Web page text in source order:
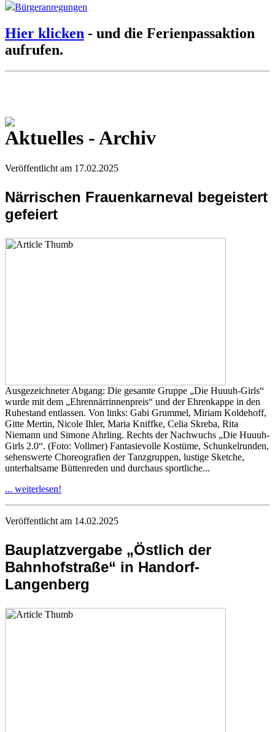
Bürgeranregungen
Hier klicken - und die Ferienpassaktion
aufrufen.
Aktuelles - Archiv
Veröffentlicht am 17.02.2025
Närrischen Frauenkarneval begeistert
gefeiert
Ausgezeichneter Abgang: Die gesamte Gruppe „Die Huuuh-Girls“
wurde mit dem „Ehrennärrinnenpreis“ und der Ehrenkappe in den
Ruhestand entlassen. Von links: Gabi Grummel, Miriam Koldehoff,
Gitte Mertin, Nicole Ihler, Maria Kniffke, Celia Skreba, Rita
Niemann und Simone Ahrling. Rechts der Nachwuchs „Die Huuuh-
Girls 2.0“. (Foto: Vollmer) Fantasievolle Kostüme, Schunkelrunden,
sehenswerte Choreografien der Tanzgruppen, lustige Sketche,
unterhaltsame Büttenreden und durchaus sportliche...
... weiterlesen!
Veröffentlicht am 14.02.2025
Bauplatzvergabe „Östlich der
Bahnhofstraße“ in Handorf-
Langenberg